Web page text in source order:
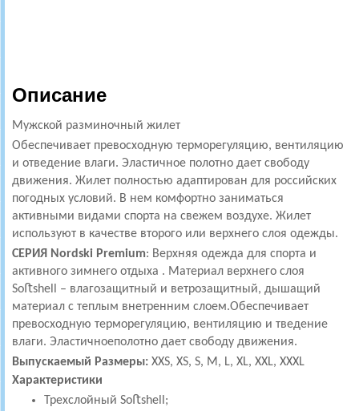
Описание
Мужской разминочный жилет
Обеспечивает превосходную терморегуляцию, вентиляцию
и отведение влаги. Эластичное полотно дает свободу
движения. Жилет полностью адаптирован для российских
погодных условий. В нем комфортно заниматься
активными видами спорта на свежем воздухе. Жилет
используют в качестве второго или верхнего слоя одежды.
СЕРИЯ Nordski Premium: Верхняя одежда для спорта и
активного зимнего отдыха . Материал верхнего слоя
Soﬅshell – влагозащитный и ветрозащитный, дышащий
материал с теплым внетренним слоем.Обеспечивает
превосходную терморегуляцию, вентиляцию и тведение
влаги. Эластичноеполотно дает свободу движения.
Выпускаемый Размеры: XXS, XS, S, M, L, XL, XXL, XXXL
Характеристики
Трехслойный Soﬅshell;